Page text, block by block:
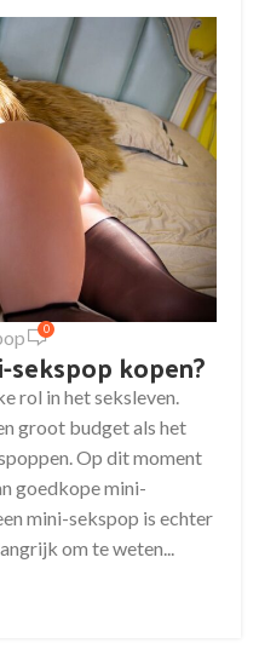
0
kopen?
rol in het seksleven.
groot budget als het
Op dit moment
goedkope mini-
mini-sekspop is echter
om te weten...